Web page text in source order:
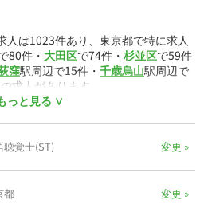
人は1023件あり、東京都で特に求人
80件・ 大田区で74件・ 杉並区で59件
窪駅周辺で15件・ 千歳烏山駅周辺で
求人があります。
750件・パート/アルバイト
には色々な働き方があり、訪問リ
の求人が182件・
の求人
っと見る ∨
聴覚士(ST) 変更 »
都 変更 »